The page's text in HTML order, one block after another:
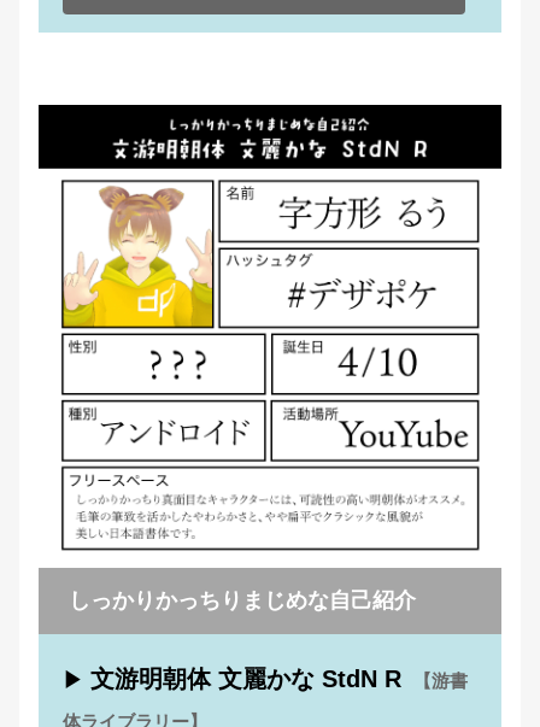
しっかりかっちりまじめな自己紹介
▶ 文游明朝体 文麗かな StdN R
【游書
体ライブラリー】